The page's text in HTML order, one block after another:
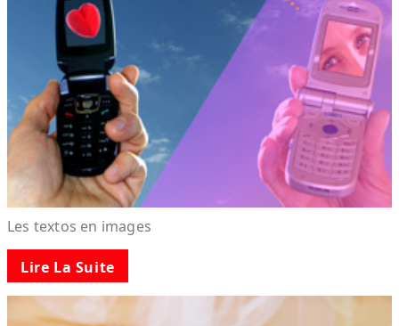
Les textos en images
Lire La Suite